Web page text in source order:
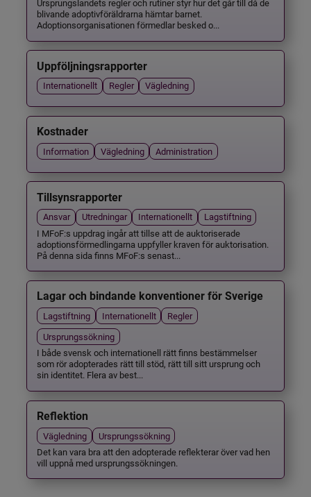
Ursprungslandets regler och rutiner styr hur det går till då de
blivande adoptivföräldrarna hämtar barnet.
Adoptionsorganisationen förmedlar besked o...
Uppföljningsrapporter
Internationellt Regler Vägledning
Kostnader
Information Vägledning Administration
Tillsynsrapporter
Ansvar Utredningar Internationellt
Lagstiftning
I MFoF:s uppdrag ingår att tillse att de auktoriserade
adoptionsförmedlingarna uppfyller kraven för auktorisation.
På denna sida finns MFoF:s senast...
Lagar och bindande konventioner för Sverige
Lagstiftning Internationellt
Regler
Ursprungssökning
I både svensk och internationell rätt finns bestämmelser
som rör adopterades rätt till stöd, rätt till sitt ursprung och
sin identitet. Flera av best...
Reflektion
Vägledning
Ursprungssökning
Det kan vara bra att den adopterade reflekterar över vad hen
vill uppnå med ursprungssökningen.